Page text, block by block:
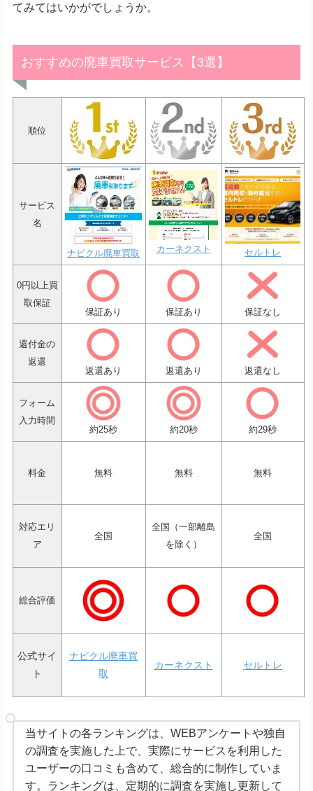
てみてはいかがでしょうか。
おすすめの廃車買取サービス【3選】
順位
サービス
名
ナビクル廃車買取 カーネクスト セルトレ
0円以上買
取保証
保証あり
保証あり 保証なし
還付金の
返還
返還あり
返還あり 返還なし
フォーム
入力時間
約25秒
約20秒 約29秒
料金 無料 無料 無料
対応エリ
ア
全国
全国（一部離島
を除く）
全国
総合評価
公式サイ
ト
ナビクル廃車買
取
カーネクスト セルトレ
当サイトの各ランキングは、WEBアンケートや独自
の調査を実施した上で、実際にサービスを利用した
ユーザーの口コミも含めて、総合的に制作していま
す。ランキングは、定期的に調査を実施し更新して